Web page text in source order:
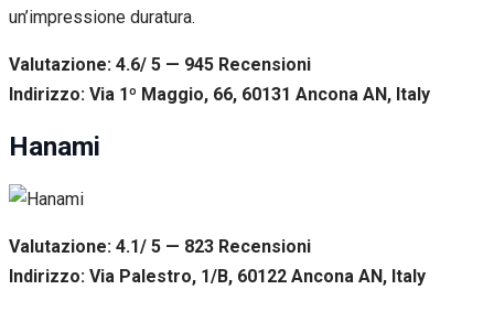
un’impressione duratura.
Valutazione: 4.6/ 5 — 945 Recensioni
Indirizzo: Via 1º Maggio, 66, 60131 Ancona AN, Italy
Hanami
Valutazione: 4.1/ 5 — 823 Recensioni
Indirizzo: Via Palestro, 1/B, 60122 Ancona AN, Italy